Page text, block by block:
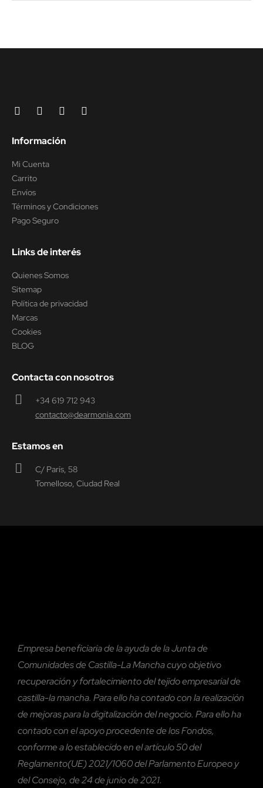
Información
Mi Cuenta
Carrito
Envíos
Términos y Condiciones
Pago Seguro
Links de interés
Quienes Somos
Sitemap
Política de privacidad
Marcas
Cookies
BLOG
Contacta con nosotros
+34 619 712 943
contacto@dearmonia.com
Estamos en
C/ París, 58
Tomelloso, Ciudad Real
Empresa beneficiaria de la ayuda de la Junta de
Comunidades de Castilla-La Mancha cuyo objetivo
recuperación y fortalecimiento del tejido empresarial de
castilla-la mancha. Para ello ha contado con la realización
de mejoras para la digitalización del negocio. Para ello ha
contado con elapoyo procedente de los Fondos,
conforme a lo establecido en el artículo 50 del
Reglamento(UE) 2021/1060 del Parlamento Europeo y
del Consejo, de 24 de junio de 2021.